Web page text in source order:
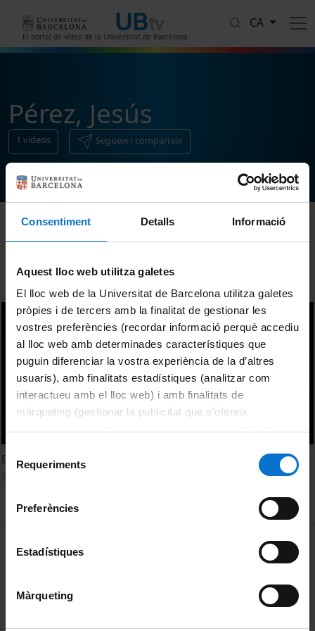
Consentiment Detalls Informació
Aquest lloc web utilitza galetes
El lloc web de la Universitat de Barcelona utilitza galetes
pròpies i de tercers amb la finalitat de gestionar les
vostres preferències (recordar informació perquè accediu
al lloc web amb determinades característiques que
puguin diferenciar la vostra experiència de la d’altres
usuaris), amb finalitats estadístiques (analitzar com
interactueu amb el lloc web) i amb finalitats de
màrqueting (gestionar la publicitat que s’ofereix
consultar laPolítica de galetes del lloc web de la
de Requeriments
Preferències
Estadístiques
Màrqueting
El portal de vídeo de la Universitat de Barcelona
CA
Pérez, Jesús
1 vídeos Segueix i comparteix
Ordenar
Debat Bloc 1. Activitats d'aprenentatge amb Moodle
MENÚ PEU 1
Privadesa i termes